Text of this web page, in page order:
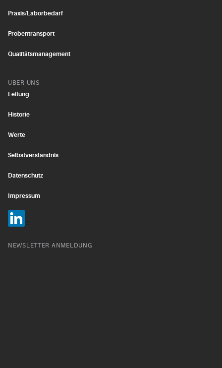
Praxis/Laborbedarf
Probentransport
Qualitätsmanagement
ÜBER UNS
Leitung
Historie
Werte
Selbstverständnis
Datenschutz
Impressum
NEWSLETTER ANMELDUNG